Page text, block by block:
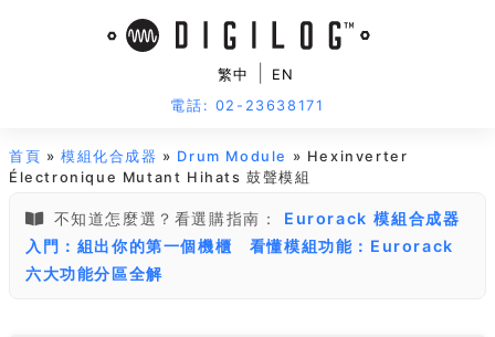
繁中
EN
電話: 02-23638171
首頁 »模組化合成器 » Drum Module » Hexinverter
Électronique Mutant Hihats 鼓聲模組
不知道怎麼選？看選購指南：
Eurorack 模組合成器
入門：組出你的第一個機櫃
看懂模組功能：Eurorack
六大功能分區全解